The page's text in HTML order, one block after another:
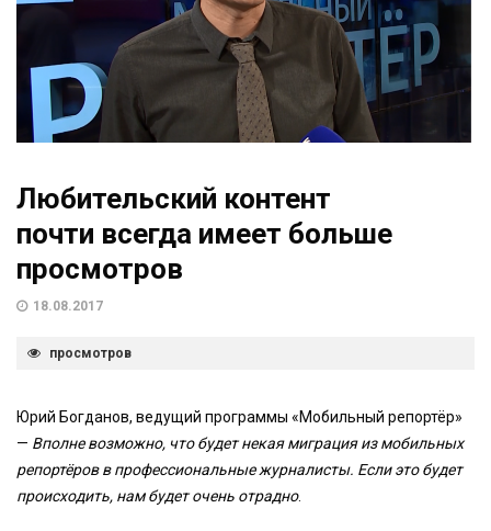
Любительский контент
почти всегда имеет больше
просмотров
18.08.2017
просмотров
Юрий Богданов, ведущий программы «Мобильный репортёр»
— Вполне возможно, что будет некая миграция из мобильных
репортёров в профессиональные журналисты. Если это будет
происходить, нам будет очень отрадно.